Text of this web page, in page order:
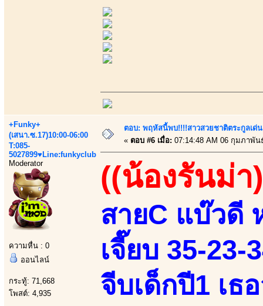
+Funky+
(เสนา.ซ.17)10:00-06:00
T:085-
5027899♥Line:funkyclub
Moderator
ความหื่น : 0
ออนไลน์
กระทู้: 71,668
โพสต์: 4,935
ตอบ: พฤหัสนี้พบ!!!!สาวสวยชาติตระกูลเด่
« ตอบ #6 เมื่อ: 07:14:48 AM 06 กุมภาพัน
((น้องรันม่า
สายC แบ๊วดี
เจี๊ยบ 35-
จีบเด็กปี1 เธ